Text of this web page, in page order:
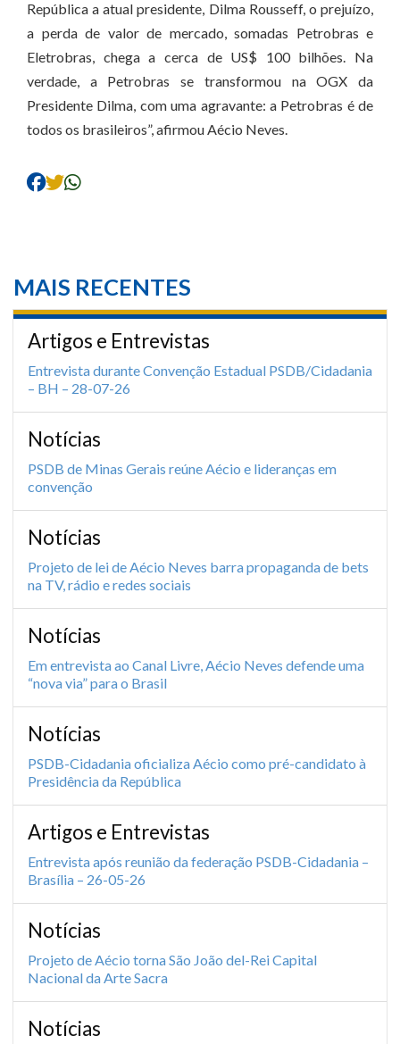
República a atual presidente, Dilma Rousseff, o prejuízo,
a perda de valor de mercado, somadas Petrobras e
Eletrobras, chega a cerca de US$ 100 bilhões. Na
verdade, a Petrobras se transformou na OGX da
Presidente Dilma, com uma agravante: a Petrobras é de
todos os brasileiros”, afirmou Aécio Neves.
MAIS RECENTES
Artigos e Entrevistas
Entrevista durante Convenção Estadual PSDB/Cidadania
– BH – 28-07-26
Notícias
PSDB de Minas Gerais reúne Aécio e lideranças em
convenção
Notícias
Projeto de lei de Aécio Neves barra propaganda de bets
na TV, rádio e redes sociais
Notícias
Em entrevista ao Canal Livre, Aécio Neves defende uma
“nova via” para o Brasil
Notícias
PSDB-Cidadania oficializa Aécio como pré-candidato à
Presidência da República
Artigos e Entrevistas
Entrevista após reunião da federação PSDB-Cidadania –
Brasília – 26-05-26
Notícias
Projeto de Aécio torna São João del-Rei Capital
Nacional da Arte Sacra
Notícias